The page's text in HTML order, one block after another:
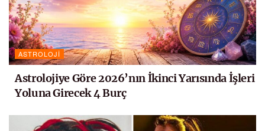
ASTROLOJI
Astrolojiye Göre 2026’nın İkinci Yarısında İşleri
Yoluna Girecek 4 Burç